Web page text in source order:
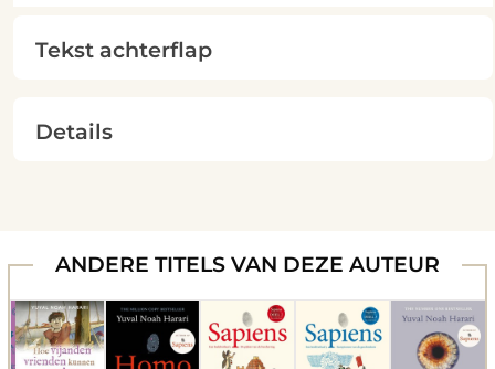
Tekst achterflap
Details
ANDERE TITELS VAN DEZE AUTEUR